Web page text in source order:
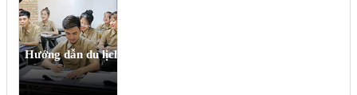
Hướng dẫn du lịch